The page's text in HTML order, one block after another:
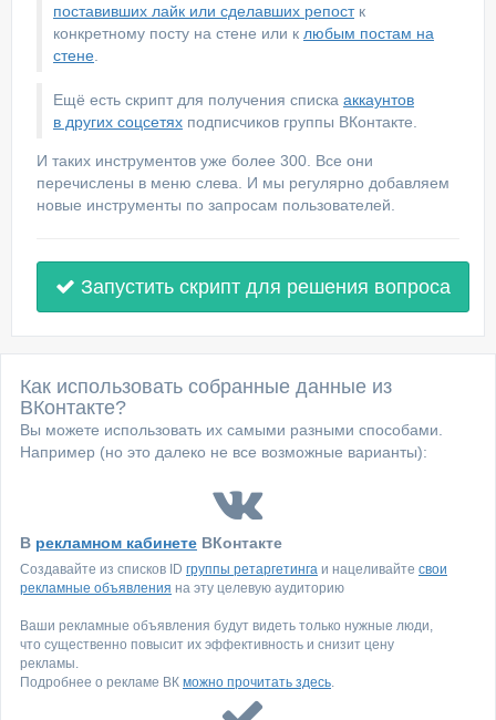
поставивших лайк или сделавших репостк
конкретному посту на стене или к любым постам на
стене
Ещё есть скрипт для получения списка аккаунтов
в других соцсетях подписчиков группы ВКонтакте.
И таких инструментов уже более 300. Все они
перечислены в меню слева. И мы регулярно добавляем
новые инструменты по запросам пользователей.
Запустить скрипт для решения вопроса
Как использовать собранные данные из
ВКонтакте?
Вы можете использовать их самыми разными способами.
Например (но это далеко не все возможные варианты):
В рекламном кабинете ВКонтакте
Создавайте из списков ID группы ретаргетинга и нацеливайте свои
рекламные объявления на эту целевую аудиторию
Ваши рекламные объявления будут видеть только нужные люди,
что существенно повысит их эффективность и снизит цену
рекламы.
Подробнее о рекламе ВК можно прочитать здесь.